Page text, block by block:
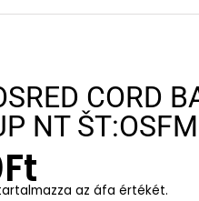
CORD
NT ŠT:OSFM
Ft az áfa értékét.